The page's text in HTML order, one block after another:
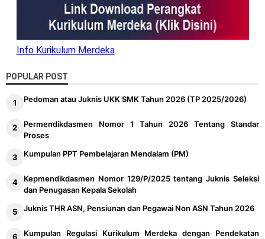
Info Kurikulum Merdeka
POPULAR POST
Pedoman atau Juknis UKK SMK Tahun 2026 (TP 2025/2026)
Permendikdasmen Nomor 1 Tahun 2026 Tentang Standar
Proses
Kumpulan PPT Pembelajaran Mendalam (PM)
Kepmendikdasmen Nomor 129/P/2025 tentang Juknis Seleksi
dan Penugasan Kepala Sekolah
Juknis THR ASN, Pensiunan dan Pegawai Non ASN Tahun 2026
Kumpulan Regulasi Kurikulum Merdeka dengan Pendekatan